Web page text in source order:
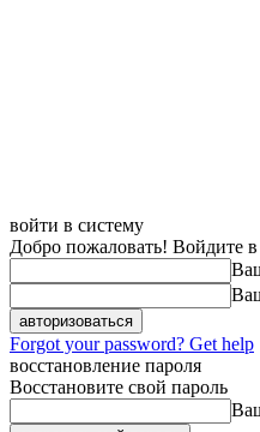
войти в систему
Добро пожаловать! Войдите
Forgot your password? Get help
восстановление пароля
Восстановите свой пароль